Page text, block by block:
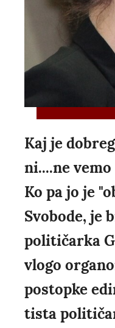
Kaj je
ni....ne
Ko pa jo je
Svobode, je
političarka
vlogo
postopke
tista